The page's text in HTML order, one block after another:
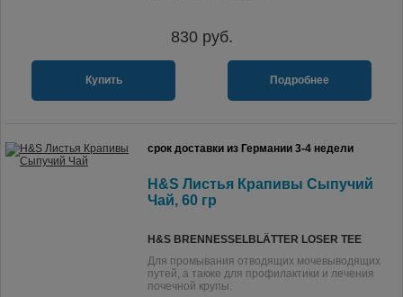
830руб.
Купить Подробнее
срок доставки из Германии 3-4 недели
H&S Листья Крапивы Сыпучий
Чай, 60 гр
H&S BRENNESSELBLÄTTER LOSER TEE
Для промывания отводящих мочевыводящих
путей, а также для профилактики и лечения
почечной крупы.